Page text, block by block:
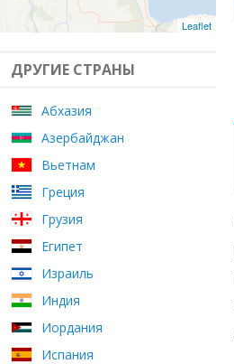
Leaflet
ДРУГИЕ СТРАНЫ
Абхазия
Азербайджан
Вьетнам
Греция
Грузия
Египет
Израиль
Индия
Иордания
Испания